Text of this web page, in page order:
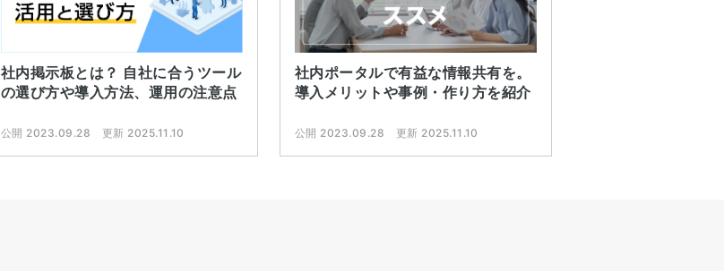
社内掲示板とは？ 自社に合うツール
の選び方や導入方法、運用の注意点
公開 2023.09.28 更新 2025.11.10
社内ポータルで有益な情報共有を。
導入メリットや事例・作り方を紹介
公開 2023.09.28 更新 2025.11.10